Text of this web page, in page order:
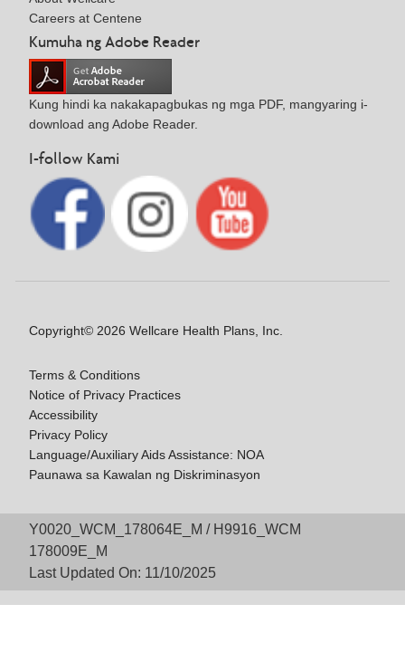
Careers at Centene
Kumuha ng Adobe Reader
Kung hindi ka nakakapagbukas ng mga PDF, mangyaring i-
download ang Adobe Reader.
I-follow Kami
Copyright© 2026 Wellcare Health Plans, Inc.
Terms & Conditions
Notice of Privacy Practices
Accessibility
Privacy Policy
Language/Auxiliary Aids Assistance: NOA
Paunawa sa Kawalan ng Diskriminasyon
Y0020_WCM_178064E_M / H9916_WCM
178009E_M
Last Updated On: 11/10/2025